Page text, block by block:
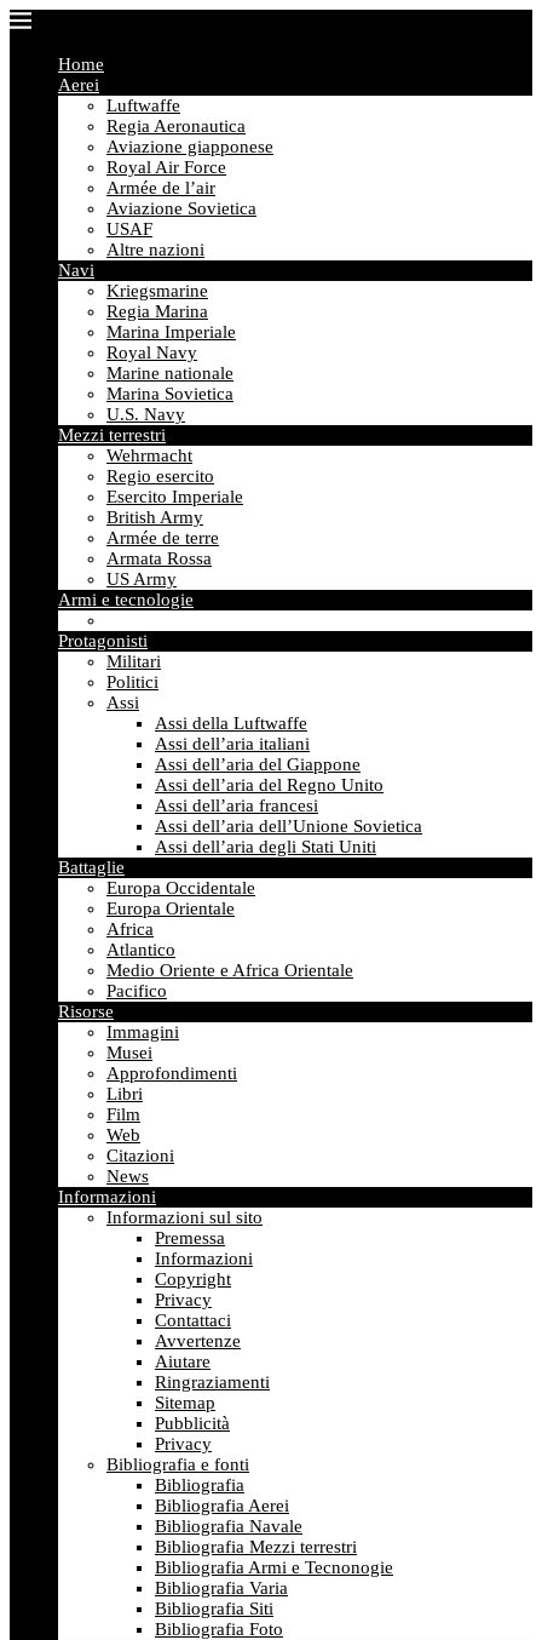
Home
Aerei
Luftwaffe
Regia Aeronautica
Aviazione giapponese
Royal Air Force
Armée de l’air
Aviazione Sovietica
USAF
Altre nazioni
Navi
Kriegsmarine
Regia Marina
Marina Imperiale
Royal Navy
Marine nationale
Marina Sovietica
U.S. Navy
Mezzi terrestri
Wehrmacht
Regio esercito
Esercito Imperiale
British Army
Armée de terre
Armata Rossa
US Army
Armi e tecnologie
Protagonisti
Militari
Politici
Assi
Assi della Luftwaffe
Assi dell’aria italiani
Assi dell’aria del Giappone
Assi dell’aria del Regno Unito
Assi dell’aria francesi
Assi dell’aria dell’Unione Sovietica
Assi dell’aria degli Stati Uniti
Battaglie
Europa Occidentale
Europa Orientale
Africa
Atlantico
Medio Oriente e Africa Orientale
Pacifico
Risorse
Immagini
Musei
Approfondimenti
Libri
Film
Web
Citazioni
News
Informazioni
Informazioni sul sito
Premessa
Informazioni
Copyright
Privacy
Contattaci
Avvertenze
Aiutare
Ringraziamenti
Sitemap
Pubblicità
Privacy
Bibliografia e fonti
Bibliografia
Bibliografia Aerei
Bibliografia Navale
Bibliografia Mezzi terrestri
Bibliografia Armi e Tecnonogie
Bibliografia Varia
Bibliografia Siti
Bibliografia Foto